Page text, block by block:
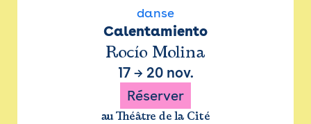
danse
Calentamiento
Rocío Molina
17→ 20 nov.
Réserver
au Théâtre de la Cité